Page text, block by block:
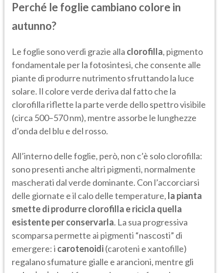
Perché le foglie cambiano colore in
autunno?
Le foglie sono verdi grazie alla clorofilla, pigmento
fondamentale per la fotosintesi, che consente alle
piante di produrre nutrimento sfruttando la luce
solare. Il colore verde deriva dal fatto che la
clorofilla riflette la parte verde dello spettro visibile
(circa 500–570 nm), mentre assorbe le lunghezze
d’onda del blu e del rosso.
All’interno delle foglie, però, non c’è solo clorofilla:
sono presenti anche altri pigmenti, normalmente
mascherati dal verde dominante. Con l’accorciarsi
delle giornate e il calo delle temperature, la pianta
smette di produrre clorofilla e ricicla quella
esistente per conservarla. La sua progressiva
scomparsa permette ai pigmenti “nascosti” di
emergere: i carotenoidi(caroteni e xantofille)
regalano sfumature gialle e arancioni, mentre gli